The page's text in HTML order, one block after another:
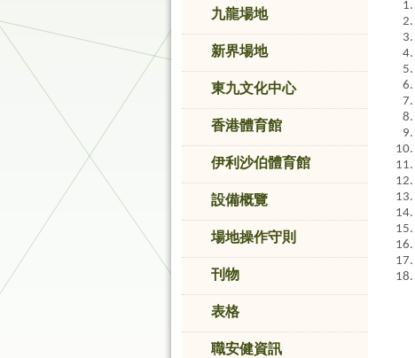
九龍場地
新界場地
東九文化中心
香港體育館
伊利沙伯體育館
設備概覽
場地操作守則
刊物
表格
職安健資訊
亞